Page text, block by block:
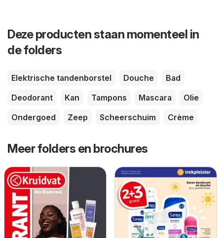
Deze producten staan momenteel in
de folders
Elektrische tandenborstel Douche
Bad
Deodorant
Kan Tampons Mascara
Olie
Ondergoed
Zeep Scheerschuim Crème
Meer folders en brochures